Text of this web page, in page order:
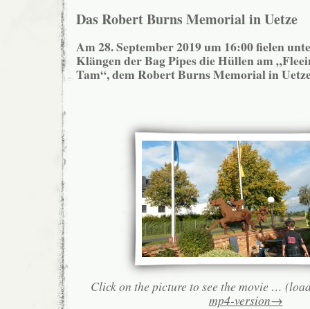
Das Robert Burns Memorial in Uetze
Am 28. September 2019 um 16:00 fielen
Klängen der Bag Pipes die Hüllen am
Tam“, dem Robert Burns Memorial in
Click on the picture to see the movie …
mp4-version→